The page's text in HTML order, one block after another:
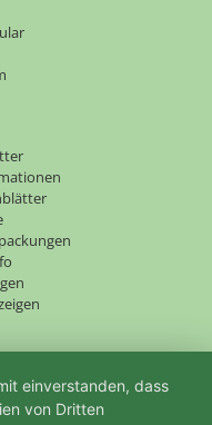
einverstanden, dass
von Dritten